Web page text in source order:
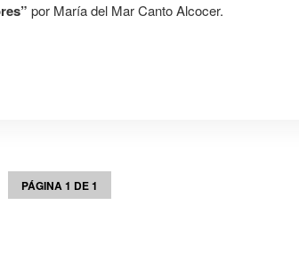
por María del Mar Canto Alcocer.
PÁGINA 1 DE 1